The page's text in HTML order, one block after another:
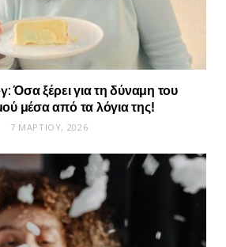
Όσα ξέρει για τη δύναμη του
μέσα από τα λόγια της!
7 ΜΑΡΤΊΟΥ, 2026